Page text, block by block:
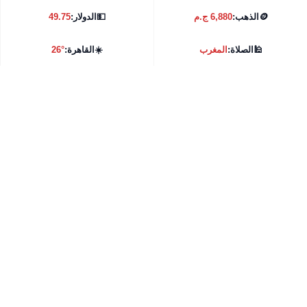
🪙 الذهب:6,880 ج.م 💵الدولار:49.75
🕌الصلاة:المغرب ☀️القاهرة:26°